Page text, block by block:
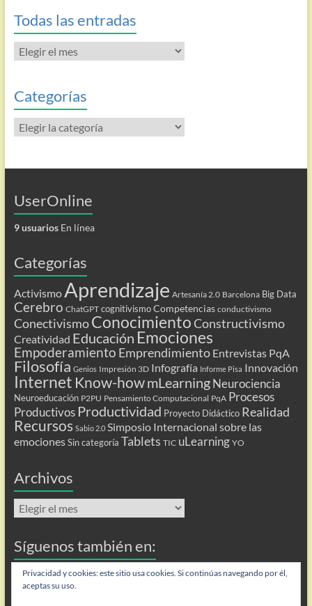
Todas las entradas
Todas
las
Categorías
Categorías
UserOnline
9 usuariosEn línea
Categorías
Activismo Aprendizaje Artesanía 2.0 Barcelona Big Data
Cerebro ChatGPT cognitivismo Competencias conductivismo
ConectivismoConocimientoConstructivismo
Creatividad Educación Emociones
Empoderamiento Emprendimiento Entrevistas PqA
Filosofía Genios Impresión 3D Infografía Informe Pisa Innovación
Internet Know-howmLearning Neurociencia
Neuroeducación P2PU Pensamiento Computacional PqA Procesos
Productivos Productividad Proyecto Didáctico Realidad
Recursos Sabio 2.0 Simposio Internacional sobre las
emociones Sin categoría Tablets TIC uLearning YO
Archivos
Archivos
Síguenos también en:
Flip
Privacidad y cookies: este sitio usa cookies. Si continúas navegando por él,
aceptas su uso.